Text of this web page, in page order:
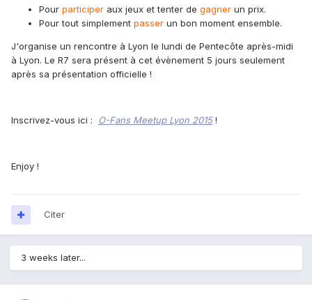
Pour participer aux jeux et tenter de gagner un prix.
Pour tout simplement passer un bon moment ensemble.
J'organise un rencontre à Lyon le lundi de Pentecôte après-midi
à Lyon. Le R7 sera présent à cet évènement 5 jours seulement
après sa présentation officielle !
Inscrivez-vous ici : O-Fans Meetup Lyon 2015!
Enjoy !
Citer
3 weeks later...